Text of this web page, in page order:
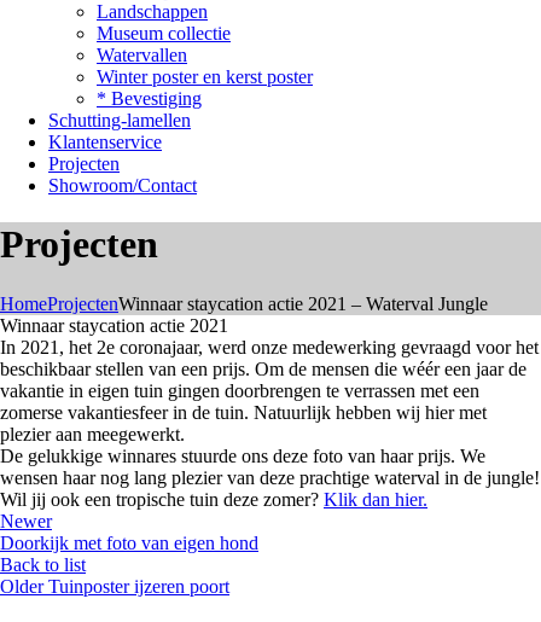
Landschappen
Museum collectie
Watervallen
Winter poster en kerst poster
* Bevestiging
Schutting-lamellen
Klantenservice
Projecten
Showroom/Contact
Projecten
HomeProjectenWinnaar staycation actie 2021 – Waterval Jungle
Winnaar staycation actie 2021
In 2021, het 2e coronajaar, werd onze medewerking gevraagd voor het
beschikbaar stellen van een prijs. Om de mensen die wéér een jaar de
vakantie in eigen tuin gingen doorbrengen te verrassen met een
zomerse vakantiesfeer in de tuin. Natuurlijk hebben wij hier met
plezier aan meegewerkt.
De gelukkige winnares stuurde ons deze foto van haar prijs. We
wensen haar nog lang plezier van deze prachtige waterval in de jungle!
Wil jij ook een tropische tuin deze zomer? Klik dan hier.
Newer
Doorkijk met foto van eigen hond
Back to list
Older Tuinposter ijzeren poort